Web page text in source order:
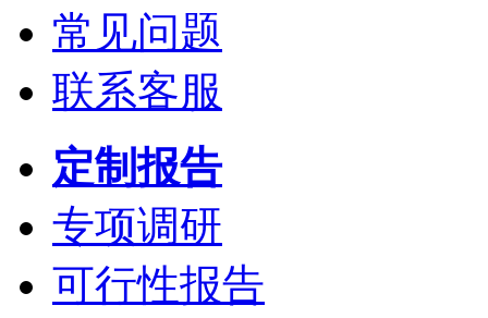
常见问题
联系客服
定制报告
专项调研
可行性报告